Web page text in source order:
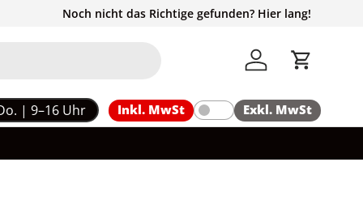
Noch nicht das Richtige gefunden? Hier lang!
Einloggen
| 9–16 Uhr Inkl. MwSt Exkl. MwSt